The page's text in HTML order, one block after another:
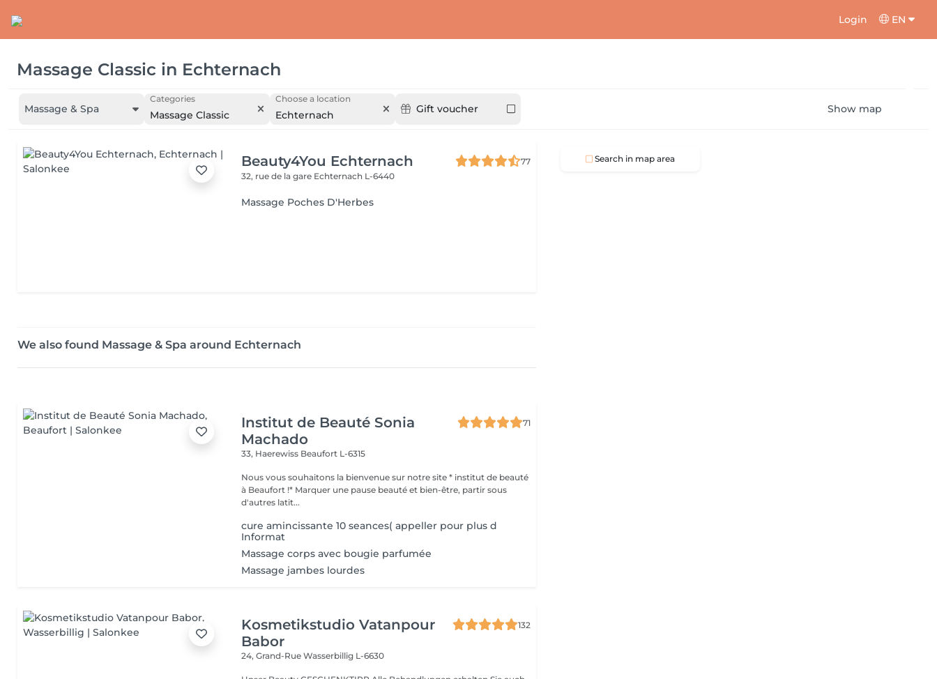
Login EN
Massage Classic in Echternach
Massage & Spa
Categories
Massage Classic
Choose a location
Echternach Gift voucher Show map
Beauty4You Echternach
77
32, rue de la gare Echternach L-6440
Massage Poches D'Herbes
We also found Massage & Spa around Echternach
Institut de Beauté Sonia
Machado
71
33, Haerewiss Beaufort L-6315
Nous vous souhaitons la bienvenue sur notre site * institut de beauté
à Beaufort !* Marquer une pause beauté et bien-être, partir sous
d'autres latit...
cure amincissante 10 seances( appeller pour plus d
Informat
Massage corps avec bougie parfumée
Massage jambes lourdes
Kosmetikstudio Vatanpour
Babor
132
24, Grand-RueWasserbillig L-6630
Search in map area